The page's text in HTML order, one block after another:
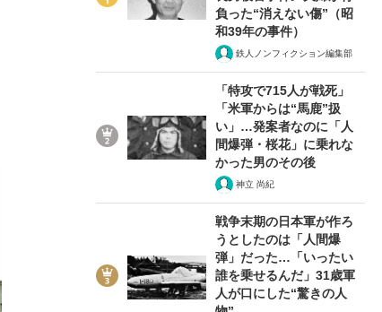
負った“消えない傷”（昭
和39年の事件）
鉄人ノンフィクション編集部
「特攻で715人が戦死」
「米軍からは“馬鹿”扱
い」…発案者なのに「人
間爆弾・桜花」に乗れな
かった男のその後
神立 尚紀
戦争末期の日本軍が作ろ
うとしたのは「人間爆
弾」だった…「いったい
誰を乗せるんだ」31歳軍
人が口にした“驚きの人